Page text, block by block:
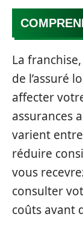
La
de l’assuré
affecter
assurances
varient
réduire
vous
consulter
coûts avant